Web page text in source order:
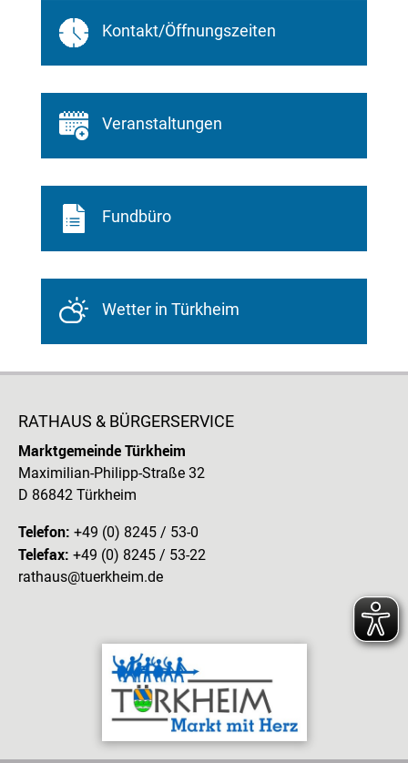
Kontakt/Öffnungszeiten
Veranstaltungen
Fundbüro
Wetter in Türkheim
RATHAUS & BÜRGERSERVICE
Marktgemeinde Türkheim
Maximilian-Philipp-Straße 32
D 86842 Türkheim
Telefon: +49 (0) 8245 / 53-0
Telefax: +49 (0) 8245 / 53-22
rathaus@tuerkheim.de